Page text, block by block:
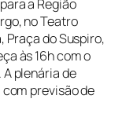
a Região
no Teatro
Praça do Suspiro,
às 16h com o
plenária de
previsão de